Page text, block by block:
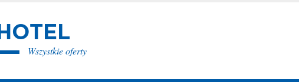
HOTEL
Wszystkie oferty